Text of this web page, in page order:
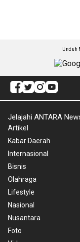
Unduh
Jelajahi ANTARA
Artikel
Kabar Daerah
Internasional
Bisnis
Olahraga
Lifestyle
Nasional
Nusantara
Foto